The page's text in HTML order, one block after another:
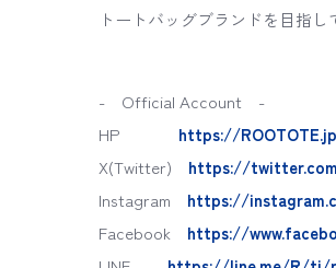
トートバッグブランドを目指し
- Official Account -
HP https://ROOTOTE.jp
X(Twitter) https://
Instagram https://
Facebook https://